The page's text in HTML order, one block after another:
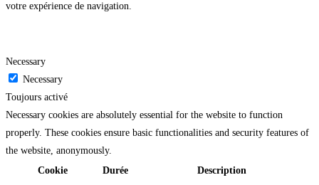
votre expérience de navigation.
Necessary
Necessary
Toujours activé
Necessary cookies are absolutely essential for the website to function
properly. These cookies ensure basic functionalities and security features of
the website, anonymously.
Cookie
Durée Description